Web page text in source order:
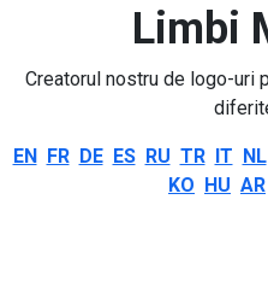
Limbi
Creatorul nostru de logo-uri
EN FR DE ES RU TR IT NL
KO HU AR